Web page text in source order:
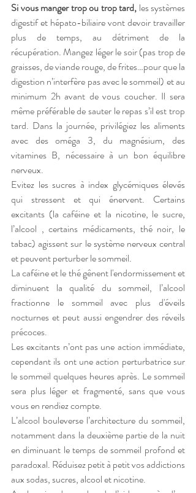
Si vous manger trop ou trop tard, les systèmes
digestif et hépato-biliaire vont devoir travailler
plus de temps, au détriment de la
récupération. Mangez léger le soir (pas trop de
graisses, de viande rouge, de frites…pour que la
digestion n’interfère pas avec le sommeil) et au
minimum 2h avant de vous coucher. Il sera
même préférable de sauter le repas s’il est trop
tard. Dans la journée, privilégiez les aliments
avec des oméga 3, du magnésium, des
vitamines B, nécessaire à un bon équilibre
nerveux.
Evitez les sucres à index glycémiques élevés
qui stressent et qui énervent. Certains
excitants (la caféine et la nicotine, le sucre,
l’alcool , certains médicaments, thé noir, le
tabac) agissent sur le système nerveux central
et peuvent perturber le sommeil.
La caféine et le thé gênent l'endormissement et
diminuent la qualité du sommeil, l’alcool
fractionne le sommeil avec plus d'éveils
nocturnes et peut aussi engendrer des réveils
précoces.
Les excitants n’ont pas une action immédiate,
cependant ils ont une action perturbatrice sur
le sommeil quelques heures après. Le sommeil
sera plus léger et fragmenté, sans que vous
vous en rendiez compte.
L’alcool bouleverse l’architecture du sommeil,
notamment dans la deuxième partie de la nuit
en diminuant le temps de sommeil profond et
paradoxal. Réduisez petit à petit vos addictions
aux sodas, sucres, alcool et nicotine.